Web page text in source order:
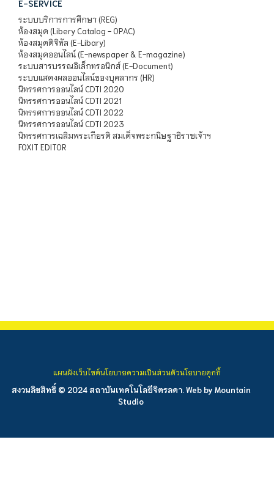
E-SERVICE
ระบบบริการการศึกษา (REG)
ห้องสมุด (Libery Catalog - OPAC)
ห้องสมุดดิจิทัล (E-Libary)
ห้องสมุดออนไลน์ (E-newspaper & E-magazine)
ระบบสารบรรณอิเล็กทรอนิกส์ (E-Document)
ระบบแสดงผลออนไลน์ของบุคลากร (HR)
นิทรรศการออนไลน์ CDTI 2020
นิทรรศการออนไลน์ CDTI 2021
นิทรรศการออนไลน์ CDTI 2022
นิทรรศการออนไลน์ CDTI 2023
นิทรรศการเฉลิมพระเกียรติ สมเด็จพระกนิษฐาธิราชเจ้าฯ
FOXIT EDITOR
สงวนลิขสิทธิ์ © 2024 สถาบันเทคโนโลยีจิตรลดา. Web by Mountain
Studio
แผนผังเว็บไซต์นโยบายความเป็นส่วนตัวนโยบายคุกกี้